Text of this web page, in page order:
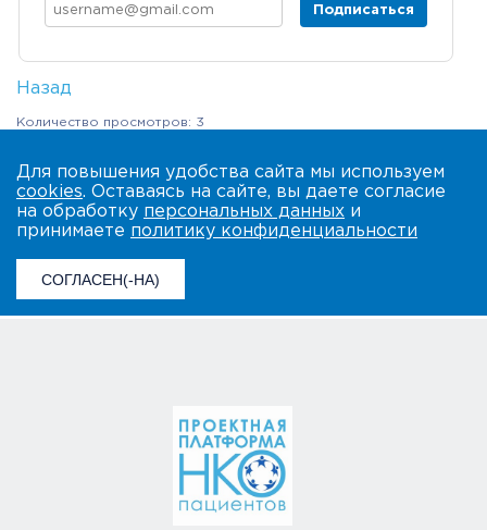
Подписаться
Назад
Количество просмотров: 3
Для повышения удобства сайта мы используем
cookies. Оставаясь на сайте, вы даете согласие
на обработку персональных данных и
принимаете политику конфиденциальности
СОГЛАСЕН(-НА)